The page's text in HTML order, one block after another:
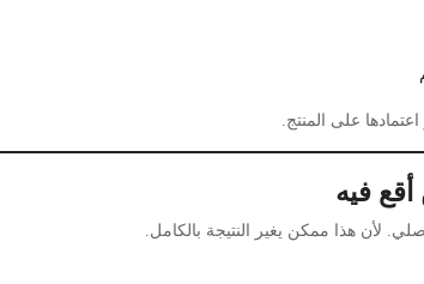
على المنتج.
فيه
لأن هذا ممكن يغير النتيجة بالكامل.